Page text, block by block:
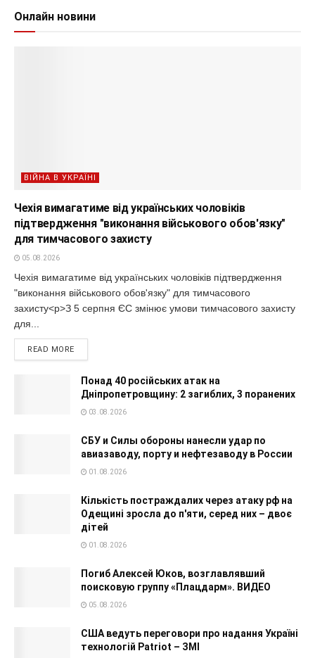
Онлайн новини
ВІЙНА В УКРАЇНІ
Чехія вимагатиме від українських чоловіків
підтвердження "виконання військового обов'язку"
для тимчасового захисту
05.08.2026
Чехія вимагатиме від українських чоловіків підтвердження
"виконання військового обов'язку" для тимчасового
захисту<p>З 5 серпня ЄС змінює умови тимчасового захисту
для...
READ MORE
Понад 40 російських атак на
Дніпропетровщину: 2 загиблих, 3 поранених
03.08.2026
СБУ и Силы обороны нанесли удар по
авиазаводу, порту и нефтезаводу в России
01.08.2026
Кількість постраждалих через атаку рф на
Одещині зросла до п'яти, серед них – двоє
дітей
01.08.2026
Погиб Алексей Юков, возглавлявший
поисковую группу «Плацдарм». ВИДЕО
05.08.2026
США ведуть переговори про надання Україні
технологій Patriot – ЗМІ